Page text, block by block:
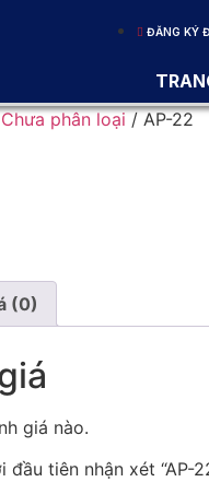
ĐĂNG KÝ
Chưa phân loại / AP-22
(0)
giá nào.
đầu tiên nhận xét “AP-